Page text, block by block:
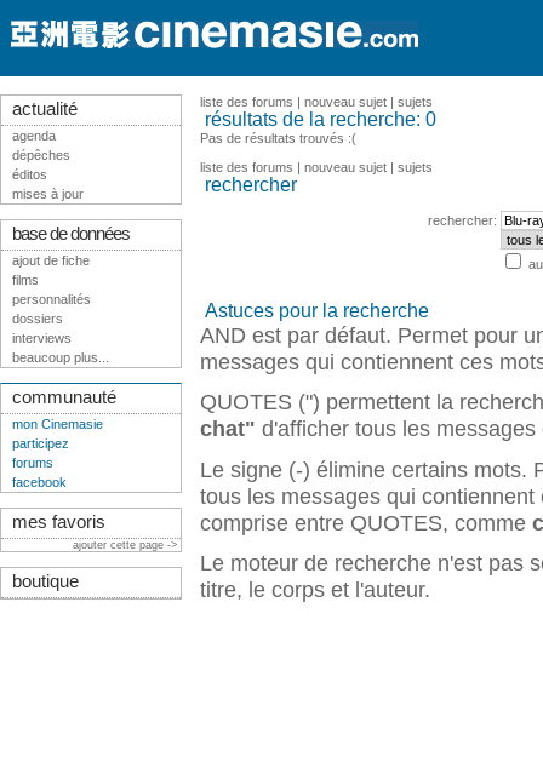
liste des forums | nouveau sujet | sujets
résultats de la recherche: 0
Pas de résultats trouvés :(
liste des forums | nouveau sujet | sujets
rechercher
rechercher:
Astuces pour la recherche
AND est par défaut. Permet pour
messages qui contiennent ces
QUOTES (") permettent la
chat" d'afficher tous les
Le signe (-) élimine certains mots.
tous les messages qui
comprise entre QUOTES, comme
Le moteur de recherche n'est pas
titre, le corps et l'auteur.
actualité
agenda
dépêches
éditos
mises à jour
base de données
ajout de fiche
films
personnalités
dossiers
interviews
beaucoup plus...
communauté
mon Cinemasie
participez
forums
facebook
mes favoris
ajouter cette page ->
boutique